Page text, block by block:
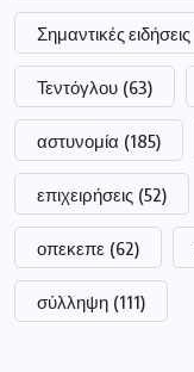
Σημαντικές ειδήσεις
Τεντόγλου (63)
αστυνομία (185)
επιχειρήσεις (52)
οπεκεπε (62)
σύλληψη (111)